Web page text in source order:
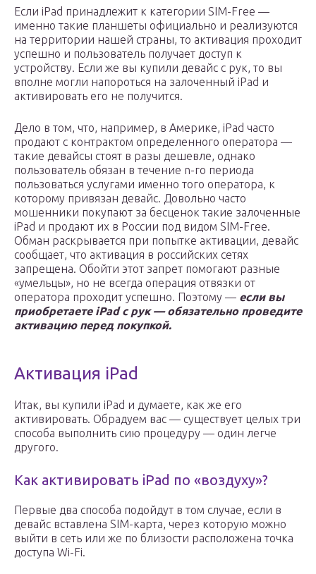
Если iPad принадлежит к категории SIM-Free —
именно такие планшеты официально и реализуются
на территории нашей страны, то активация проходит
успешно и пользователь получает доступ к
устройству. Если же вы купили девайс с рук, то вы
вполне могли напороться на залоченный iPad и
активировать его не получится.
Дело в том, что, например, в Америке, iPad часто
продают с контрактом определенного оператора —
такие девайсы стоят в разы дешевле, однако
пользователь обязан в течение n-го периода
пользоваться услугами именно того оператора, к
которому привязан девайс. Довольно часто
мошенники покупают за бесценок такие залоченные
iPad и продают их в России под видом SIM-Free.
Обман раскрывается при попытке активации, девайс
сообщает, что активация в российских сетях
запрещена. Обойти этот запрет помогают разные
«умельцы», но не всегда операция отвязки от
оператора проходит успешно. Поэтому — если вы
приобретаете iPad с рук — обязательно проведите
активацию перед покупкой.
Активация iPad
Итак, вы купили iPad и думаете, как же его
активировать. Обрадуем вас — существует целых три
способа выполнить сию процедуру — один легче
другого.
Как активировать iPad по «воздуху»?
Первые два способа подойдут в том случае, если в
девайс вставлена SIM-карта, через которую можно
выйти в сеть или же по близости расположена точка
доступа Wi-Fi.